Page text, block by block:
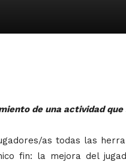
de una actividad que
as todas las
fin: la mejora del